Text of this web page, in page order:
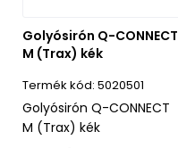
Golyósirón Q-CONNECT
M (Trax) kék
5020501
Golyósirón Q-CONNECT
M (Trax) kék